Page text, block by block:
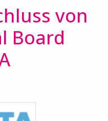
von
Board